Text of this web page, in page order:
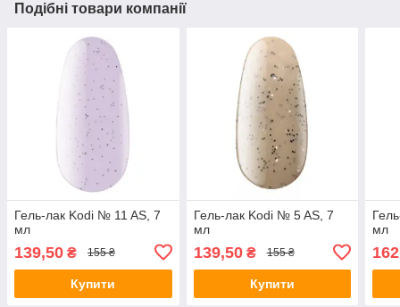
Подібні товари компанії
Гель-лак Kodi № 11 AS, 7
мл
139,50 ₴ 155 ₴
Купити
Гель-лак Kodi № 5 AS, 7
мл
139,50₴ 155 ₴
Купити
мл
162